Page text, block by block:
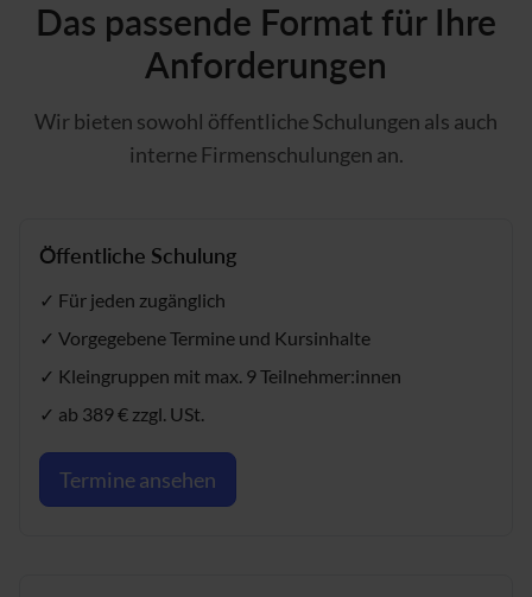
Das passende Format für Ihre
Anforderungen
Wir bieten sowohl öffentliche Schulungen als auch
interne Firmenschulungen an.
Öffentliche Schulung
✓ Für jeden zugänglich
✓ Vorgegebene Termine und Kursinhalte
✓ Kleingruppen mit max. 9 Teilnehmer:innen
✓ ab 389 € zzgl. USt.
Termine ansehen